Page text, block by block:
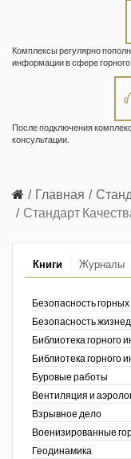
Комплексы регулярно
информации в сфере горного
После подключения
консультации.
Главная
Стандарт
Книги Журналы
Безопасность
Безопасность
Библиотека горного
Библиотека горного
Буровые работы
Вентиляция и
Взрывное дело
Военизированные
Геодинамика